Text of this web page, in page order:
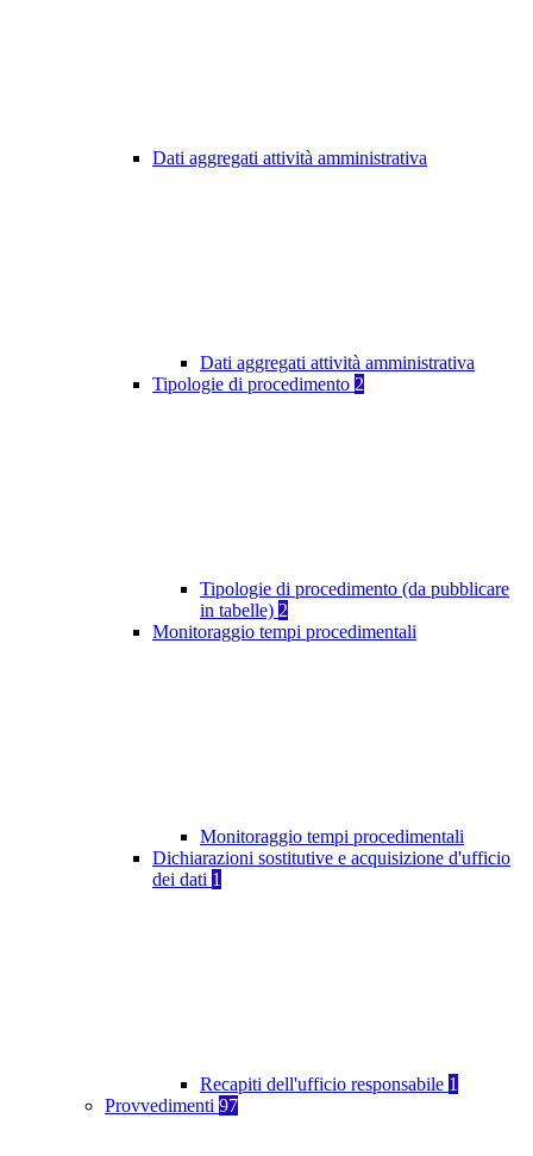
Dati aggregati attività amministrativa
Dati aggregati attività amministrativa
Tipologie di procedimento 2
Tipologie di procedimento (da pubblicare
in tabelle) 2
Monitoraggio tempi procedimentali
Monitoraggio tempi procedimentali
Dichiarazioni sostitutive e acquisizione d'ufficio
dei dati 1
Recapiti dell'ufficio responsabile 1
Provvedimenti 97